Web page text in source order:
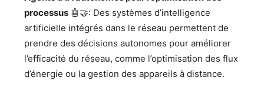
processus 🤖🤝: Des systèmes d’intelligence
artificielle intégrés dans le réseau permettent de
prendre des décisions autonomes pour améliorer
l’efficacité du réseau, comme l’optimisation des flux
d’énergie ou la gestion des appareils à distance.